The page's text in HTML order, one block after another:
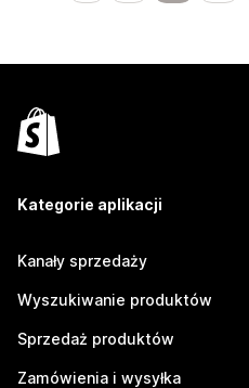
Kategorie aplikacji
Kanały sprzedaży
Wyszukiwanie produktów
Sprzedaż produktów
Zamówienia i wysyłka